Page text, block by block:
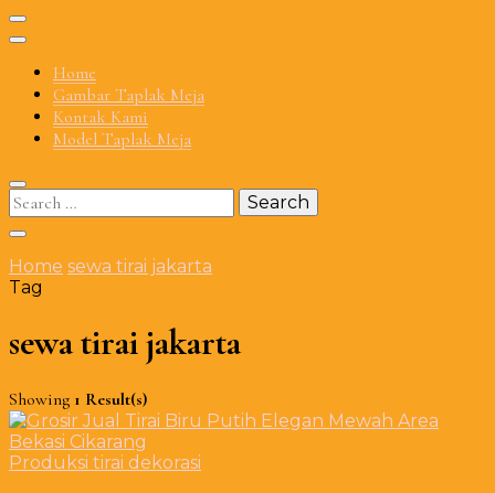
Home
Gambar Taplak Meja
Kontak Kami
Model Taplak Meja
Search
for:
Home sewa tirai jakarta
Tag
sewa tirai jakarta
Showing 1 Result(s)
Produksi tirai dekorasi